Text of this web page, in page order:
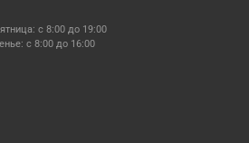
с 8:00 до 19:00
с 8:00 до 16:00